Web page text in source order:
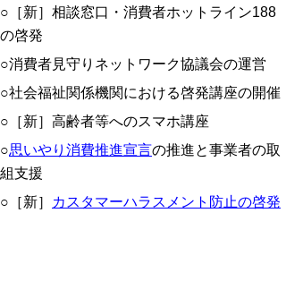
○［新］相談窓口・消費者ホットライン188
の啓発
○消費者見守りネットワーク協議会の運営
○社会福祉関係機関における啓発講座の開催
○［新］高齢者等へのスマホ講座
○思いやり消費推進宣言の推進と事業者の取
組支援
○［新］
カスタマーハラスメント防止の啓発